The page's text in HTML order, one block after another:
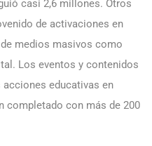
casi 2,6 millones. Otros
de activaciones en
medios masivos como
Los eventos y contenidos
educativas en
completado con más de 200